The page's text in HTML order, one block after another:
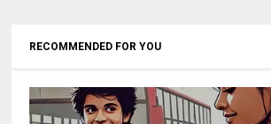
RECOMMENDED FOR YOU